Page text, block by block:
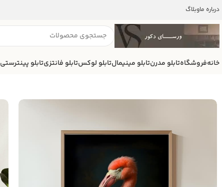
درباره ماوبلاگ
خانهفروشگاهتابلو مدرنتابلو مینیمالتابلو لوکستابلو فانتزیتابلو پینترستی